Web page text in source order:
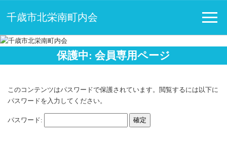
千歳市北栄南町内会
保護中: 会員専用ページ
このコンテンツはパスワードで保護されています。閲覧するには以下に
パスワードを入力してください。
パスワード: